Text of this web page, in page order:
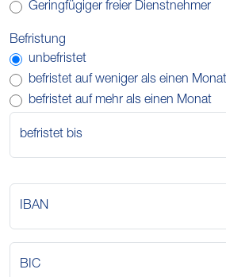
Geringfügiger freier Dienstnehmer
Befristung
unbefristet
befristet auf weniger als einen Monat
befristet auf mehr als einen Monat
befristet bis
IBAN
BIC